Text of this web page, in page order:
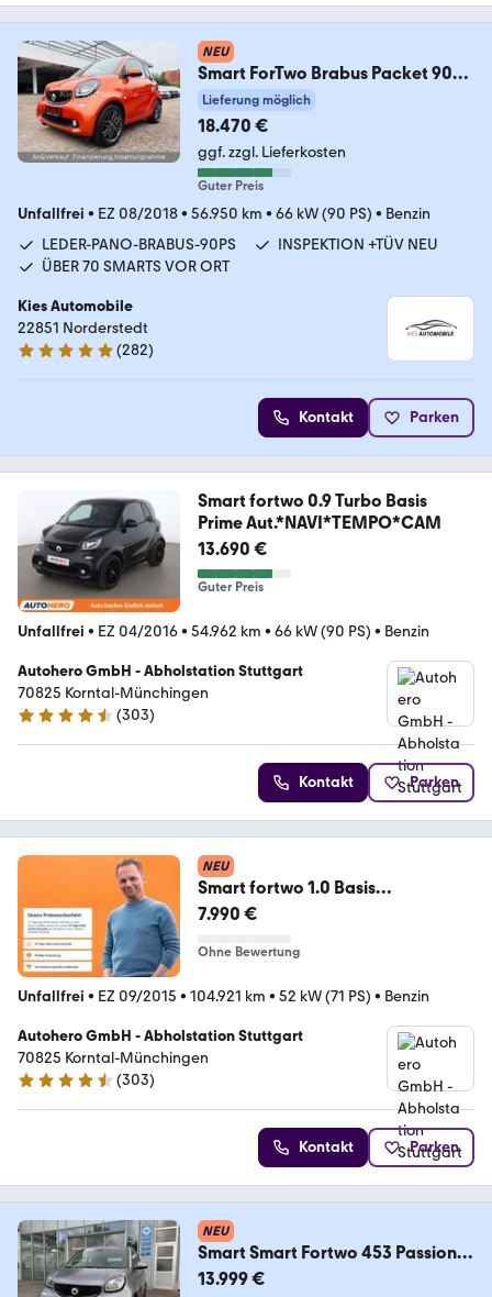
NEU
Smart ForTwo Brabus Packet 90Ps
AUTOM/JBL/PANO/LEDER
Lieferung möglich
18.470 €
ggf. zzgl. Lieferkosten
Guter Preis
Unfallfrei • EZ 08/2018• 56.950 km • 66 kW (90 PS) • Benzin
LEDER-PANO-BRABUS-90PS
INSPEKTION +TÜV NEU
ÜBER 70 SMARTS VOR ORT
Kies Automobile
22851 Norderstedt
4.8 Sterne
(282)
Kontakt Parken
Smart fortwo 0.9 Turbo Basis
Prime Aut.*NAVI*TEMPO*CAM
13.690 €
Guter Preis
Unfallfrei • EZ 04/2016• 54.962 km • 66 kW (90 PS) • Benzin
Autohero GmbH - Abholstation Stuttgart
70825 Korntal-Münchingen
4.4 Sterne
(303)
Kontakt Parken
NEU
Smart fortwo 1.0 Basis
passion*TEMPO*SHZ*KLIMA*
7.990 €
Ohne Bewertung
Unfallfrei • EZ 09/2015 • 104.921 km • 52 kW (71 PS) • Benzin
Autohero GmbH - Abholstation Stuttgart
70825 Korntal-Münchingen
4.4 Sterne
(303)
Kontakt Parken
NEU
Smart Smart Fortwo 453 Passion -
MATT - Leder -
13.999 €